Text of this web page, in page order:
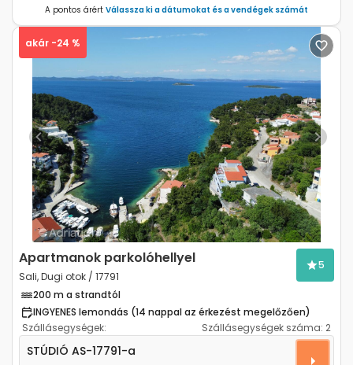
A pontos árért Válassza ki a dátumokat és a vendégek számát
Previous Next
akár -24 %
Apartmanok parkolóhellyel
Sali, Dugi otok / 17791
5
200 m a strandtól
INGYENES lemondás (14 nappal az érkezést megelőzően)
Szállásegységek:
Szállásegységek száma: 2
Stúdió apartman Sali, Dugi otok AS-17791-a
STÚDIÓ AS-17791-a